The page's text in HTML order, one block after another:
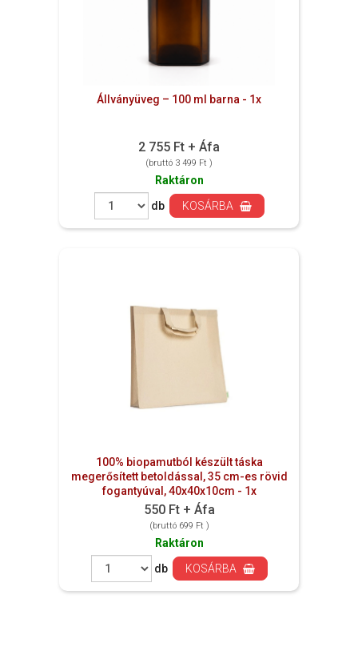
Állványüveg – 100 ml barna - 1x
2 755 Ft + Áfa
(bruttó 3 499 Ft )
Raktáron
db
KOSÁRBA
100% biopamutból készült táska
megerősített betoldással, 35 cm-es rövid
fogantyúval, 40x40x10cm - 1x
550 Ft + Áfa
(bruttó 699 Ft )
Raktáron
db
KOSÁRBA